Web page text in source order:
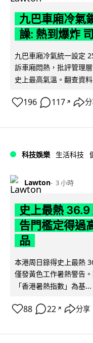
九巴車廂冷氣
譟: 熱到爆炸
九巴車廂冷氣統一設定
訴車廂悶熱，批評管理
史上最高氣溫。翻查資
196 117 ↗
科技娛樂 生活科技
Lawton 3 小時
史上最熱
告門檻定得過
品
本港周日錄得史上最熱
僅發黃色工作暑熱警告
「香港暑熱指數」為基...
88 22 ↗ 分享